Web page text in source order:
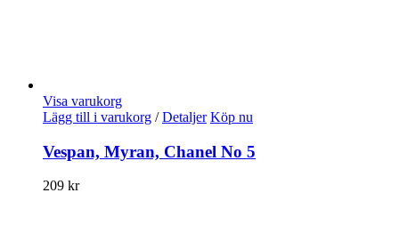
Visa varukorg
Lägg till i varukorg / Detaljer Köp nu
Vespan, Myran, Chanel No 5
209 kr